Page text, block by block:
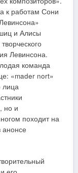
к работам Сони
и Алисы
Левинсона.
команда
«mader nort»
лица
но и
походит на